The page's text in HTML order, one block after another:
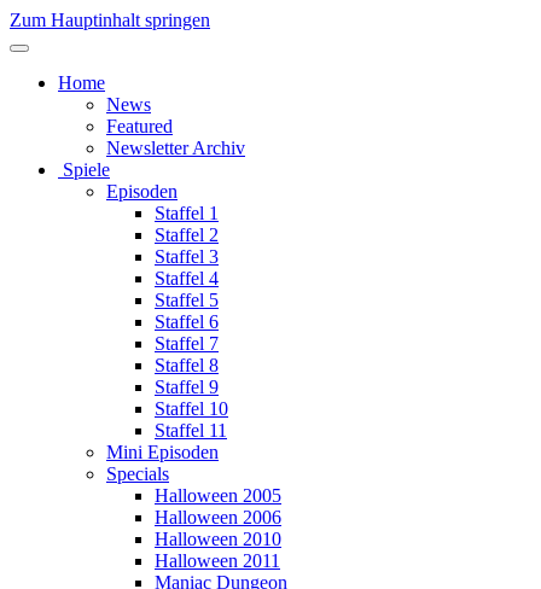
Zum Hauptinhalt springen
Home
News
Featured
Newsletter Archiv
Spiele
Episoden
Staffel 1
Staffel 2
Staffel 3
Staffel 4
Staffel 5
Staffel 6
Staffel 7
Staffel 8
Staffel 9
Staffel 10
Staffel 11
Mini Episoden
Specials
Halloween 2005
Halloween 2006
Halloween 2010
Halloween 2011
Maniac Dungeon